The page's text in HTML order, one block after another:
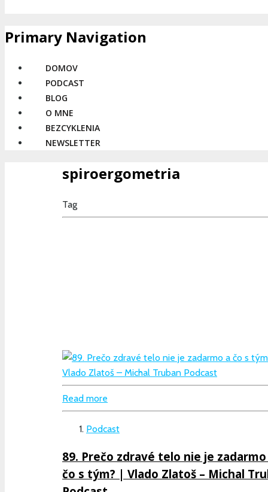
Primary Navigation
DOMOV
PODCAST
BLOG
O MNE
BEZCYKLENIA
NEWSLETTER
spiroergometria
Tag
Read more
Podcast
89. Prečo zdravé telo nie je zadarmo
čo s tým? | Vlado Zlatoš – Michal